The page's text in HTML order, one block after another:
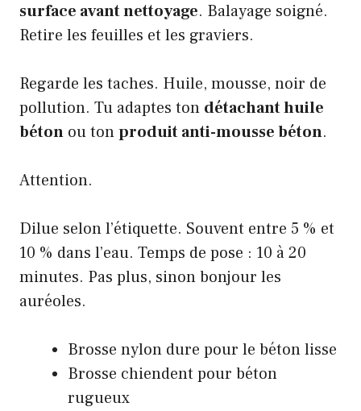
surface avant nettoyage. Balayage soigné.
Retire les feuilles et les graviers.
Regarde les taches. Huile, mousse, noir de
pollution. Tu adaptes ton détachant huile
béton ou tonproduit anti-mousse béton.
Attention.
Dilue selon l’étiquette. Souvent entre 5 % et
10 % dans l’eau. Temps de pose : 10 à 20
minutes. Pas plus, sinon bonjour les
auréoles.
Brosse nylon dure pour le béton lisse
Brosse chiendent pour béton
rugueux